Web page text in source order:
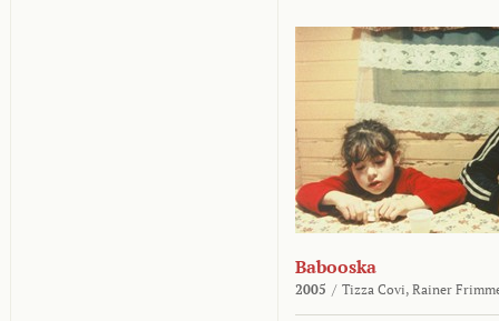
Babooska
2005 / Tizza Covi, Rainer